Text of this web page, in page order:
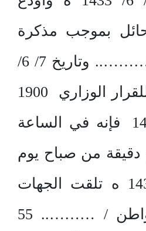
بموجب مذكرة
التوقيف رقم 2……….. وتاريخ 7/ 6/
1433 ه استناداً للقرار الوزاري 1900
وتاريخ 1428/7/9 فإنه في الساعة
دقيقة من صباح يوم
الاثنين 2/ 6/ 1433 ه تلقت الجهات
الأمنية من المواطن / ……….. 55